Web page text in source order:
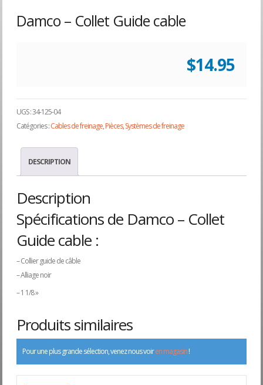
Damco – Collet Guide cable
$14.95
UGS :34-125-04
Catégories :Cables de freinage,Pièces,Systèmes de freinage
DESCRIPTION
Description
Spécifications de Damco – Collet
Guide cable :
– Collier guide de câble
– Alliage noir
– 1 1/8 »
Produits similaires
Pour une plus grande sélection, venez nous voiren magasin!